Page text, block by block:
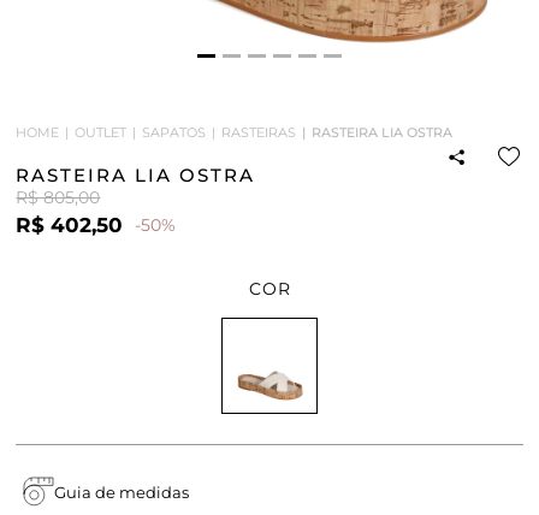
HOME OUTLET SAPATOS RASTEIRAS RASTEIRA LIA OSTRA
RASTEIRA LIA OSTRA
R$ 805,00
R$ 402,50 -50%
COR
Guia de medidas